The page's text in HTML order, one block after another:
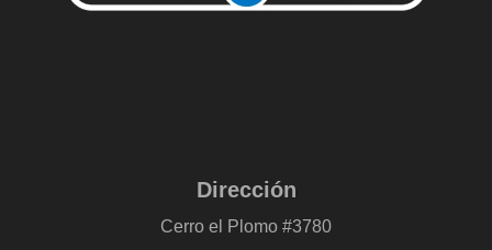
Dirección
Cerro el Plomo #3780